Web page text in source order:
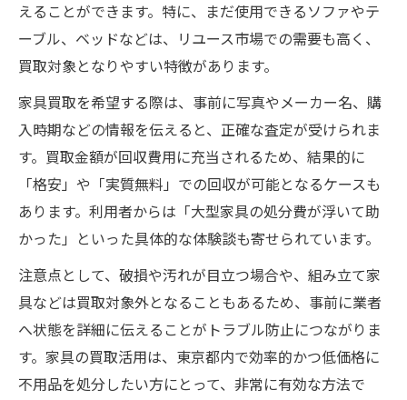
えることができます。特に、まだ使用できるソファやテ
ーブル、ベッドなどは、リユース市場での需要も高く、
買取対象となりやすい特徴があります。
家具買取を希望する際は、事前に写真やメーカー名、購
入時期などの情報を伝えると、正確な査定が受けられま
す。買取金額が回収費用に充当されるため、結果的に
「格安」や「実質無料」での回収が可能となるケースも
あります。利用者からは「大型家具の処分費が浮いて助
かった」といった具体的な体験談も寄せられています。
注意点として、破損や汚れが目立つ場合や、組み立て家
具などは買取対象外となることもあるため、事前に業者
へ状態を詳細に伝えることがトラブル防止につながりま
す。家具の買取活用は、東京都内で効率的かつ低価格に
不用品を処分したい方にとって、非常に有効な方法で